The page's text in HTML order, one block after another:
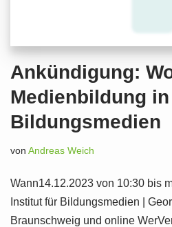
Ankündigung:
Medienbildung in
Bildungsmedien
von Andreas Weich
Wann14.12.2023 von 10:30 bis
Institut für Bildungsmedien |
Braunschweig und online